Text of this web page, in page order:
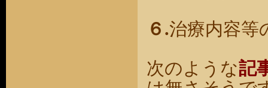
６.治療内容等
次のような記